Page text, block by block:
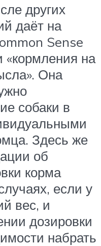
других
даёт на
Sense
«кормления на
Она
собаки в
Здесь же
об
корма
если у
вес, и
дозировки
набрать